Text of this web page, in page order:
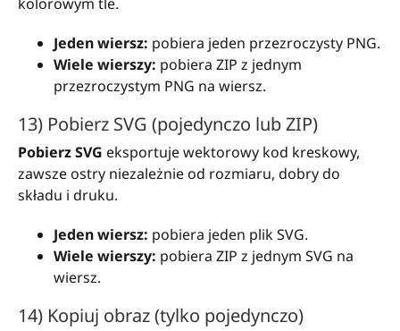
Jeden wiersz: pobiera jeden przezroczysty PNG.
Wiele wierszy: pobiera ZIP z jednym
przezroczystym PNG na wiersz.
13) Pobierz SVG (pojedynczo lub ZIP)
Pobierz SVG eksportuje wektorowy kod kreskowy,
zawsze ostry niezależnie od rozmiaru, dobry do
składu i druku.
Jeden wiersz: pobiera jeden plik SVG.
Wiele wierszy: pobiera ZIP z jednym SVG na
wiersz.
14) Kopiuj obraz (tylko pojedynczo)